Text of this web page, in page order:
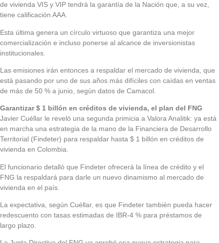
de vivienda VIS y VIP tendrá la garantía de la Nación que, a su vez,
tiene calificación AAA.
Esta última genera un círculo virtuoso que garantiza una mejor
comercialización e incluso ponerse al alcance de inversionistas
institucionales.
Las emisiones irán entonces a respaldar el mercado de vivienda, que
está pasando por uno de sus años más difíciles con caídas en ventas
de más de 50 % a junio, según datos de Camacol.
Garantizar $ 1 billón en créditos de vivienda, el plan del FNG
Javier Cuéllar le reveló una segunda primicia a Valora Analitik: ya está
en marcha una estrategia de la mano de la Financiera de Desarrollo
Territorial (Findeter) para respaldar hasta $ 1 billón en créditos de
vivienda en Colombia.
El funcionario detalló que Findeter ofrecerá la línea de crédito y el
FNG la respaldará para darle un nuevo dinamismo al mercado de
vivienda en el país.
La expectativa, según Cuéllar, es que Findeter también pueda hacer
redescuento con tasas estimadas de IBR-4 % para préstamos de
largo plazo.